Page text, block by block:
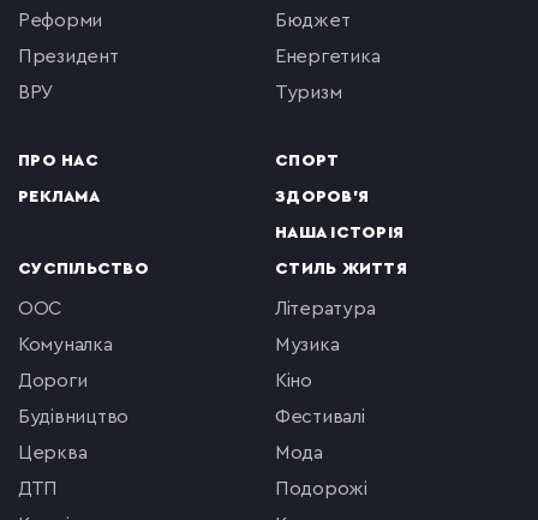
реформи
президент
ВРУ
ПРО НАС
РЕКЛАМА
бюджет
енергетика
туризм
СПОРТ
ЗДОРОВ'Я
НАША ІСТОРІЯ
СУСПІЛЬСТВО
ООС
комуналка
Дороги
будівництво
церква
ДТП
СТИЛЬ ЖИТТЯ
література
музика
кіно
фестивалі
мода
подорожі